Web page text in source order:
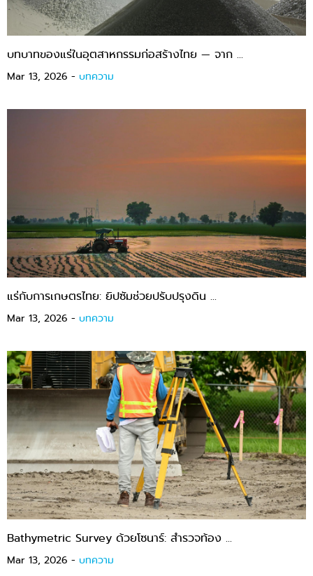
บทบาทของแร่ในอุตสาหกรรมก่อสร้างไทย — จาก ...
Mar 13, 2026 - บทความ
แร่กับการเกษตรไทย: ยิปซัมช่วยปรับปรุงดิน ...
Mar 13, 2026 - บทความ
Bathymetric Survey ด้วยโซนาร์: สำรวจท้อง ...
Mar 13, 2026 - บทความ